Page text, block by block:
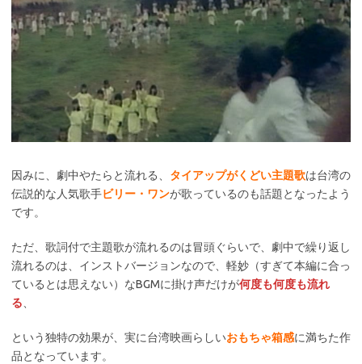
因みに、劇中やたらと流れる、 タイアップがくどい主題歌は台湾の
伝説的な人気歌手ビリー・ワンが歌っているのも話題となったよう
です。
ただ、歌詞付で主題歌が流れるのは冒頭ぐらいで、劇中で繰り返し
流れるのは、インストバージョンなので、軽妙（すぎて本編に合っ
ているとは思えない）なBGMに掛け声だけが何度も何度も流れ
る
という独特の効果が、実に台湾映画らしいおもちゃ箱感に満ちた作
品となっています。